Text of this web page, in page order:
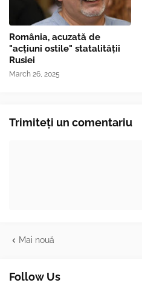
România, acuzată de
"acțiuni ostile" statalității
Rusiei
March 26, 2025
Trimiteți un comentariu
Mai nouă
Follow Us